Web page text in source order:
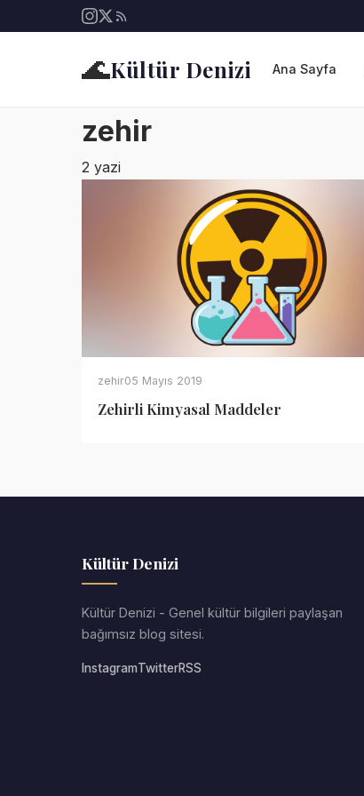
🌊Kültür Denizi Ana Sayfa
zehir
2 yazi
zehir05 Mayıs 2019
Zehirli Kimyasal Maddeler
Kültür Denizi
Kültür Denizi - Genel kültür bilgileri paylaşan
bağımsız blog sitesi.
InstagramTwitterRSS